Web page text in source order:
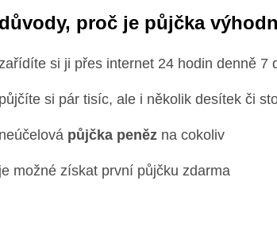
proč je půjčka
si ji přes internet 24 hodin denně 7
si pár tisíc, ale i několik desítek či
půjčka peněz na cokoliv
možné získat první půjčku zdarma